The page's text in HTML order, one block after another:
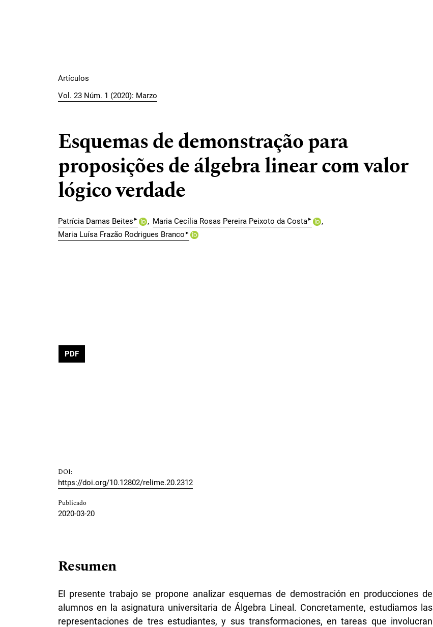
Artículos
Vol. 23 Núm. 1 (2020): Marzo
Esquemas de demonstração para
proposições de álgebra linear com valor
lógico verdade
Patrícia Damas Beites ▸ Maria Cecília Rosas Pereira Peixoto da Costa ▸
Maria Luísa Frazão Rodrigues Branco ▸
PDF
DOI:
https://doi.org/10.12802/relime.20.2312
Publicado
2020-03-20
Resumen
El presente trabajo se propone analizar esquemas de demostración en producciones de
alumnos en la asignatura universitaria de Álgebra Lineal. Concretamente, estudiamos las
representaciones de tres estudiantes, y sus transformaciones, en tareas que involucran